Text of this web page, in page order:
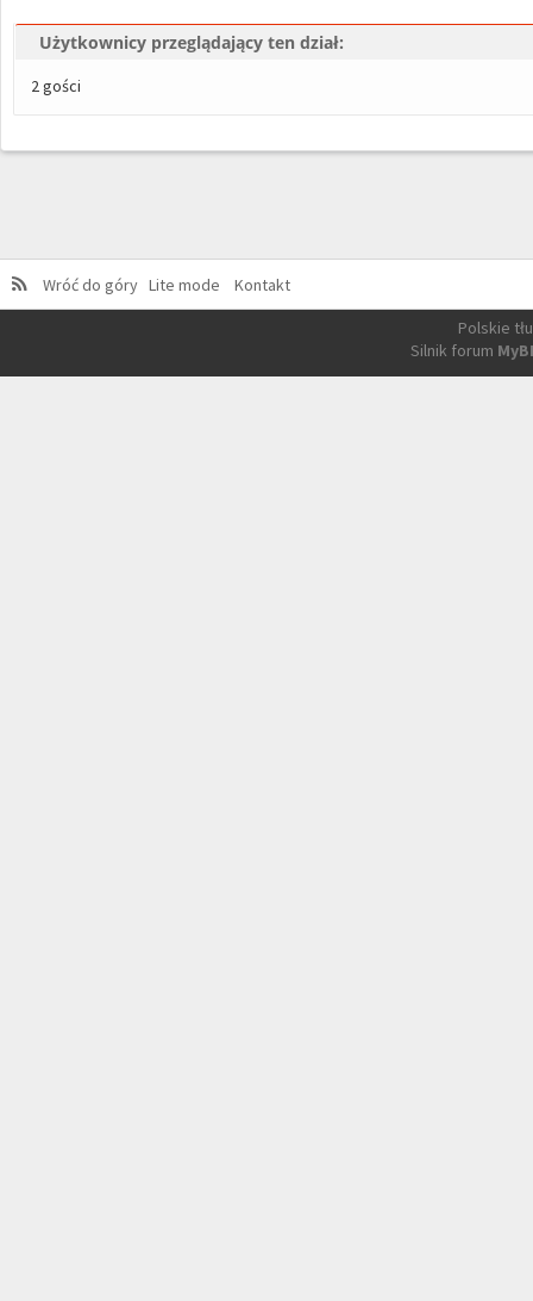
Użytkownicy przeglądający ten dział:
2 gości
Wróć do góry Lite mode
Kontakt
Polskie
Silnik forum